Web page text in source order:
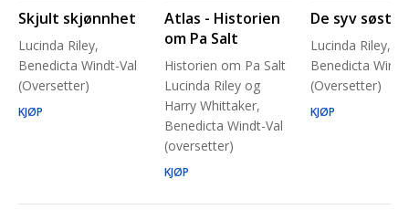
Skjult skjønnhet
Lucinda Riley,
Benedicta Windt-Val
(Oversetter)
KJØP
Atlas - Historien
om Pa Salt
Historien om Pa Salt
Lucinda Riley og
Harry Whittaker,
Benedicta Windt-Val
(oversetter)
KJØP
De syv søstre
Lucinda Riley,
Benedicta
(Oversetter)
KJØP